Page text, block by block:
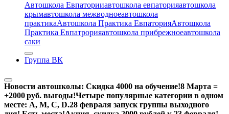
Автошкола Евпаторииавтошкола евпаторияавтошкола
крымавтошкола межводноеавтошкола
практикаАвтошкола Практика ЕвпаторияАвтошкола
Практика Евпатрорияавтошкола прибрежноеавтошкола
саки
Группа ВК
Новости автошколы: Скидка 4000 на обучение!8 Марта =
+2000 руб. выгоды!Четыре популярные категории в одном
месте: А, М, С, D.28 февраля запуск группы выходного